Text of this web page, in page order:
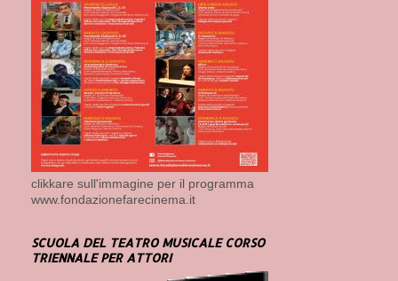
clikkare sull'immagine per il programma
www.fondazionefarecinema.it
SCUOLA DEL TEATRO MUSICALE CORSO
TRIENNALE PER ATTORI